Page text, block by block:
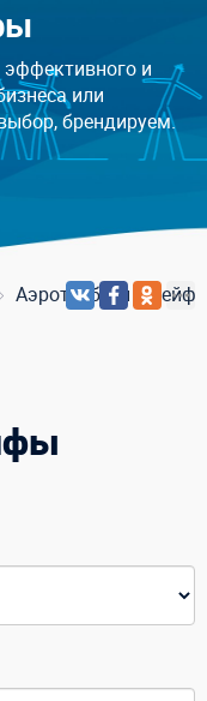
и
или
брендируем.
Аэротрубы и